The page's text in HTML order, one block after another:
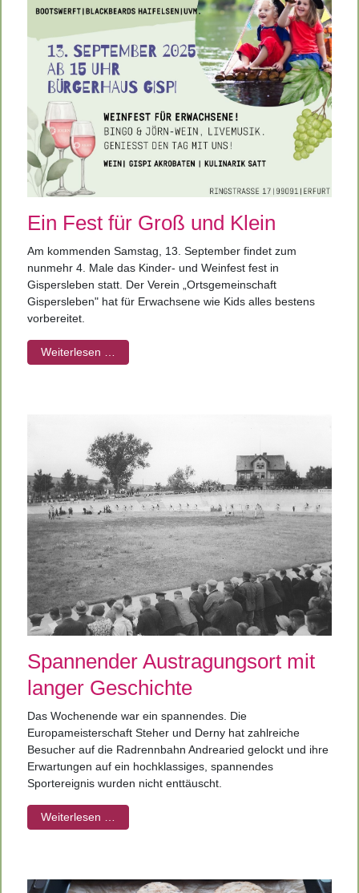
Ein Fest für Groß und Klein
Am kommenden Samstag, 13. September findet zum
nunmehr 4. Male das Kinder- und Weinfest fest in
Gispersleben statt. Der Verein „Ortsgemeinschaft
Gispersleben" hat für Erwachsene wie Kids alles bestens
vorbereitet.
Weiterlesen …
Spannender Austragungsort mit
langer Geschichte
Das Wochenende war ein spannendes. Die
Europameisterschaft Steher und Derny hat zahlreiche
Besucher auf die Radrennbahn Andrearied gelockt und ihre
Erwartungen auf ein hochklassiges, spannendes
Sportereignis wurden nicht enttäuscht.
Weiterlesen …